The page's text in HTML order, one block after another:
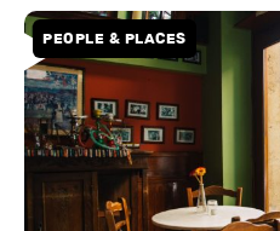
PEOPLE & PLACES